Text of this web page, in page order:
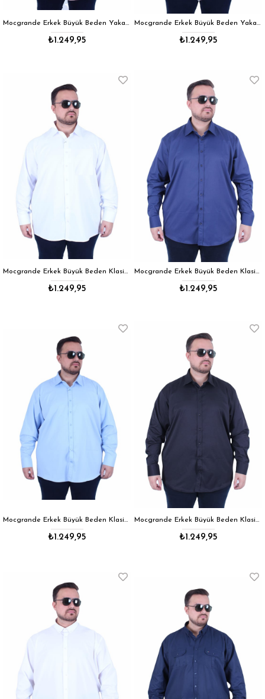
Mocgrande Erkek Büyük Beden Yaka Düğmeli Cepsiz Çizgili Gömlek 11362 S.KAHVE
₺1.249,95
Mocgrande Erkek Büyük Beden Yaka Düğmeli Cepsiz Çizgili Gömlek 11362 MAVI
₺1.249,95
Mocgrande Erkek Büyük Beden Klasik Cepsiz Gömlek 11363 BEYAZ
₺1.249,95
Mocgrande Erkek Büyük Beden Klasik Cepsiz Gömlek 11363 LACIVERT
₺1.249,95
Mocgrande Erkek Büyük Beden Klasik Cepsiz Gömlek 11363 MAVI
₺1.249,95
Mocgrande Erkek Büyük Beden Klasik Cepsiz Gömlek 11363 SIYAH
₺1.249,95